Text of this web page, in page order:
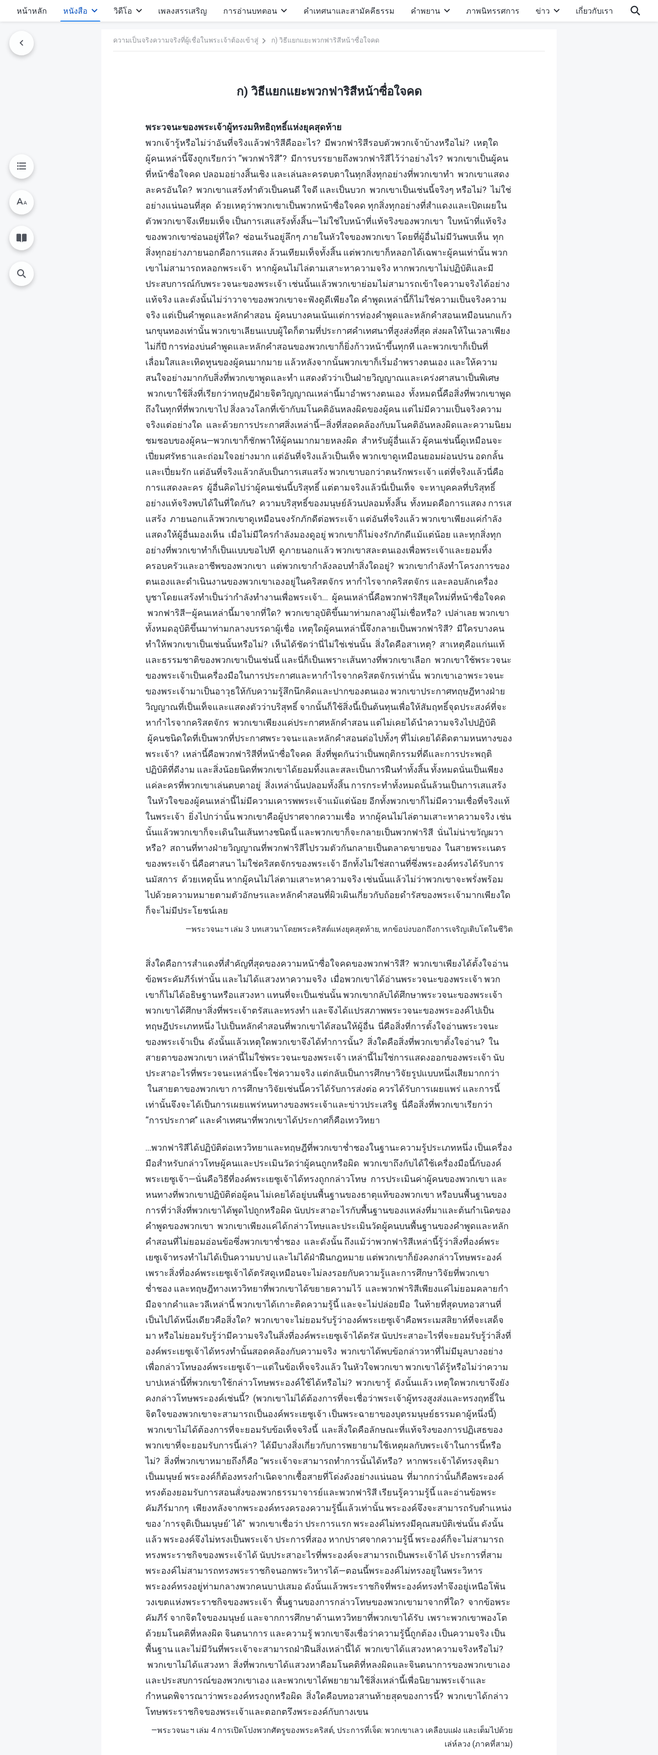
หน้าหลัก หนังสือ วิดีโอ เพลงสรรเสริญ การอ่านบทตอน คำเทศนาและสามัคคีธรรม คำพยาน ภาพนิทรรศการ ข่าว เกี่ยวกับเรา
ความเป็นจริงความจริงที่ผู้เชื่อในพระเจ้าต้องเข้าสู่ ก) วิธีแยกแยะพวกฟาริสีหน้าซื่อใจคด
ก) วิธีแยกแยะพวกฟาริสีหน้าซื่อใจคด
พระวจนะของพระเจ้าผู้ทรงมหิทธิฤทธิ์แห่งยุคสุดท้าย
พวกเจ้ารู้หรือไม่ว่าอันที่จริงแล้วฟาริสีคืออะไร? มีพวกฟาริสีรอบตัวพวกเจ้าบ้างหรือไม่? เหตุใด
ผู้คนเหล่านี้จึงถูกเรียกว่า “พวกฟาริสี”? มีการบรรยายถึงพวกฟาริสีไว้ว่าอย่างไร? พวกเขาเป็นผู้คน
ที่หน้าซื่อใจคด ปลอมอย่างสิ้นเชิง และเล่นละครตบตาในทุกสิ่งทุกอย่างที่พวกเขาทำ พวกเขาแสดง
ละครอันใด? พวกเขาแสร้งทำตัวเป็นคนดี ใจดี และเป็นบวก พวกเขาเป็นเช่นนี้จริงๆ หรือไม่? ไม่ใช่
อย่างแน่นอนที่สุด ด้วยเหตุว่าพวกเขาเป็นพวกหน้าซื่อใจคด ทุกสิ่งทุกอย่างที่สำแดงและเปิดเผยใน
ตัวพวกเขาจึงเทียมเท็จ เป็นการเสแสร้งทั้งสิ้น—ไม่ใช่ใบหน้าที่แท้จริงของพวกเขา ใบหน้าที่แท้จริง
ของพวกเขาซ่อนอยู่ที่ใด? ซ่อนเร้นอยู่ลึกๆ ภายในหัวใจของพวกเขา โดยที่ผู้อื่นไม่มีวันพบเห็น ทุก
สิ่งทุกอย่างภายนอกคือการแสดง ล้วนเทียมเท็จทั้งสิ้น แต่พวกเขาก็หลอกได้เฉพาะผู้คนเท่านั้น พวก
เขาไม่สามารถหลอกพระเจ้า หากผู้คนไม่ไล่ตามเสาะหาความจริง หากพวกเขาไม่ปฏิบัติและมี
ประสบการณ์กับพระวจนะของพระเจ้า เช่นนั้นแล้วพวกเขาย่อมไม่สามารถเข้าใจความจริงได้อย่าง
แท้จริง และดังนั้นไม่ว่าวาจาของพวกเขาจะฟังดูดีเพียงใด คำพูดเหล่านี้ก็ไม่ใช่ความเป็นจริงความ
จริง แต่เป็นคำพูดและหลักคำสอน ผู้คนบางคนเน้นแต่การท่องคำพูดและหลักคำสอนเหมือนนกแก้ว
นกขุนทองเท่านั้น พวกเขาเลียนแบบผู้ใดก็ตามที่ประกาศคำเทศนาที่สูงส่งที่สุด ส่งผลให้ในเวลาเพียง
ไม่กี่ปี การท่องบ่นคำพูดและหลักคำสอนของพวกเขาก็ยิ่งก้าวหน้าขึ้นทุกที และพวกเขาก็เป็นที่
เลื่อมใสและเทิดทูนของผู้คนมากมาย แล้วหลังจากนั้นพวกเขาก็เริ่มอำพรางตนเอง และให้ความ
สนใจอย่างมากกับสิ่งที่พวกเขาพูดและทำ แสดงตัวว่าเป็นฝ่ายวิญญาณและเคร่งศาสนาเป็นพิเศษ
พวกเขาใช้สิ่งที่เรียกว่าทฤษฎีฝ่ายจิตวิญญาณเหล่านี้มาอำพรางตนเอง ทั้งหมดนี้คือสิ่งที่พวกเขาพูด
ถึงในทุกที่ที่พวกเขาไป สิ่งลวงโลกที่เข้ากับมโนคติอันหลงผิดของผู้คน แต่ไม่มีความเป็นจริงความ
จริงแต่อย่างใด และด้วยการประกาศสิ่งเหล่านี้—สิ่งที่สอดคล้องกับมโนคติอันหลงผิดและความนิยม
ชมชอบของผู้คน—พวกเขาก็ชักพาให้ผู้คนมากมายหลงผิด สำหรับผู้อื่นแล้ว ผู้คนเช่นนี้ดูเหมือนจะ
เปี่ยมศรัทธาและถ่อมใจอย่างมาก แต่อันที่จริงแล้วเป็นเท็จ พวกเขาดูเหมือนยอมผ่อนปรน อดกลั้น
และเปี่ยมรัก แต่อันที่จริงแล้วกลับเป็นการเสแสร้ง พวกเขาบอกว่าตนรักพระเจ้า แต่ที่จริงแล้วนี่คือ
การแสดงละคร ผู้อื่นคิดไปว่าผู้คนเช่นนี้บริสุทธิ์ แต่ตามจริงแล้วนี่เป็นเท็จ จะหาบุคคลที่บริสุทธิ์
อย่างแท้จริงพบได้ในที่ใดกัน? ความบริสุทธิ์ของมนุษย์ล้วนปลอมทั้งสิ้น ทั้งหมดคือการแสดง การเส
แสร้ง ภายนอกแล้วพวกเขาดูเหมือนจงรักภักดีต่อพระเจ้า แต่อันที่จริงแล้ว พวกเขาเพียงแค่กำลัง
แสดงให้ผู้อื่นมองเห็น เมื่อไม่มีใครกำลังมองดูอยู่ พวกเขาก็ไม่จงรักภักดีแม้แต่น้อย และทุกสิ่งทุก
อย่างที่พวกเขาทำก็เป็นแบบขอไปที ดูภายนอกแล้ว พวกเขาสละตนเองเพื่อพระเจ้าและยอมทิ้ง
ครอบครัวและอาชีพของพวกเขา แต่พวกเขากำลังลอบทำสิ่งใดอยู่? พวกเขากำลังทำโครงการของ
ตนเองและดำเนินงานของพวกเขาเองอยู่ในคริสตจักร หากำไรจากคริสตจักร และลอบลักเครื่อง
บูชาโดยแสร้งทำเป็นว่ากำลังทำงานเพื่อพระเจ้า… ผู้คนเหล่านี้คือพวกฟาริสียุคใหม่ที่หน้าซื่อใจคด
พวกฟาริสี—ผู้คนเหล่านี้มาจากที่ใด? พวกเขาอุบัติขึ้นมาท่ามกลางผู้ไม่เชื่อหรือ? เปล่าเลย พวกเขา
ทั้งหมดอุบัติขึ้นมาท่ามกลางบรรดาผู้เชื่อ เหตุใดผู้คนเหล่านี้จึงกลายเป็นพวกฟาริสี? มีใครบางคน
ทำให้พวกเขาเป็นเช่นนั้นหรือไม่? เห็นได้ชัดว่านี่ไม่ใช่เช่นนั้น สิ่งใดคือสาเหตุ? สาเหตุคือแก่นแท้
และธรรมชาติของพวกเขาเป็นเช่นนี้ และนี่ก็เป็นเพราะเส้นทางที่พวกเขาเลือก พวกเขาใช้พระวจนะ
ของพระเจ้าเป็นเครื่องมือในการประกาศและหากำไรจากคริสตจักรเท่านั้น พวกเขาเอาพระวจนะ
ของพระเจ้ามาเป็นอาวุธให้กับความรู้สึกนึกคิดและปากของตนเอง พวกเขาประกาศทฤษฎีทางฝ่าย
วิญญาณที่เป็นเท็จและแสดงตัวว่าบริสุทธิ์ จากนั้นก็ใช้สิ่งนี้เป็นต้นทุนเพื่อให้สัมฤทธิ์จุดประสงค์ที่จะ
หากำไรจากคริสตจักร พวกเขาเพียงแค่ประกาศหลักคำสอน แต่ไม่เคยได้นำความจริงไปปฏิบัติ
ผู้คนชนิดใดที่เป็นพวกที่ประกาศพระวจนะและหลักคำสอนต่อไปทั้งๆ ที่ไม่เคยได้ติดตามหนทางของ
พระเจ้า? เหล่านี้คือพวกฟาริสีที่หน้าซื่อใจคด สิ่งที่พูดกันว่าเป็นพฤติกรรมที่ดีและการประพฤติ
ปฏิบัติที่ดีงาม และสิ่งน้อยนิดที่พวกเขาได้ยอมทิ้งและสละเป็นการฝืนทำทั้งสิ้น ทั้งหมดนั่นเป็นเพียง
แค่ละครที่พวกเขาเล่นตบตาอยู่ สิ่งเหล่านั้นปลอมทั้งสิ้น การกระทำทั้งหมดนั้นล้วนเป็นการเสแสร้ง
ในหัวใจของผู้คนเหล่านี้ไม่มีความเคารพพระเจ้าแม้แต่น้อย อีกทั้งพวกเขาก็ไม่มีความเชื่อที่จริงแท้
ในพระเจ้า ยิ่งไปกว่านั้น พวกเขาคือผู้ปราศจากความเชื่อ หากผู้คนไม่ไล่ตามเสาะหาความจริง เช่น
นั้นแล้วพวกเขาก็จะเดินในเส้นทางชนิดนี้ และพวกเขาก็จะกลายเป็นพวกฟาริสี นั่นไม่น่าขวัญผวา
หรือ? สถานที่ทางฝ่ายวิญญาณที่พวกฟาริสีไปรวมตัวกันกลายเป็นตลาดขายของ ในสายพระเนตร
ของพระเจ้า นี่คือศาสนา ไม่ใช่คริสตจักรของพระเจ้า อีกทั้งไม่ใช่สถานที่ซึ่งพระองค์ทรงได้รับการ
นมัสการ ด้วยเหตุนั้น หากผู้คนไม่ไล่ตามเสาะหาความจริง เช่นนั้นแล้วไม่ว่าพวกเขาจะพรั่งพร้อม
ไปด้วยความหมายตามตัวอักษรและหลักคำสอนที่ผิวเผินเกี่ยวกับถ้อยดำรัสของพระเจ้ามากเพียงใด
ก็จะไม่มีประโยชน์เลย
—พระวจนะฯ เล่ม 3 บทเสวนาโดยพระคริสต์แห่งยุคสุดท้าย, หกข้อบ่งบอกถึงการเจริญเติบโตในชีวิต
สิ่งใดคือการสำแดงที่สำคัญที่สุดของความหน้าซื่อใจคดของพวกฟาริสี? พวกเขาเพียงได้ตั้งใจอ่าน
ข้อพระคัมภีร์เท่านั้น และไม่ได้แสวงหาความจริง เมื่อพวกเขาได้อ่านพระวจนะของพระเจ้า พวก
เขาก็ไม่ได้อธิษฐานหรือแสวงหา แทนที่จะเป็นเช่นนั้น พวกเขากลับได้ศึกษาพระวจนะของพระเจ้า
พวกเขาได้ศึกษาสิ่งที่พระเจ้าตรัสและทรงทำ และจึงได้แปรสภาพพระวจนะของพระองค์ไปเป็น
ทฤษฎีประเภทหนึ่ง ไปเป็นหลักคำสอนที่พวกเขาได้สอนให้ผู้อื่น นี่คือสิ่งที่การตั้งใจอ่านพระวจนะ
ของพระเจ้าเป็น ดังนั้นแล้วเหตุใดพวกเขาจึงได้ทำการนั้น? สิ่งใดคือสิ่งที่พวกเขาตั้งใจอ่าน? ใน
สายตาของพวกเขา เหล่านี้ไม่ใช่พระวจนะของพระเจ้า เหล่านี้ไม่ใช่การแสดงออกของพระเจ้า นับ
ประสาอะไรที่พระวจนะเหล่านี้จะใช่ความจริง แต่กลับเป็นการศึกษาวิจัยรูปแบบหนึ่งเสียมากกว่า
ในสายตาของพวกเขา การศึกษาวิจัยเช่นนี้ควรได้รับการส่งต่อ ควรได้รับการเผยแพร่ และการนี้
เท่านั้นจึงจะได้เป็นการเผยแพร่หนทางของพระเจ้าและข่าวประเสริฐ นี่คือสิ่งที่พวกเขาเรียกว่า
“การประกาศ” และคำเทศนาที่พวกเขาได้ประกาศก็คือเทววิทยา
…พวกฟาริสีได้ปฏิบัติต่อเทววิทยาและทฤษฎีที่พวกเขาช่ำชองในฐานะความรู้ประเภทหนึ่ง เป็นเครื่อง
มือสำหรับกล่าวโทษผู้คนและประเมินวัดว่าผู้คนถูกหรือผิด พวกเขาถึงกับได้ใช้เครื่องมือนี้กับองค์
พระเยซูเจ้า—นั่นคือวิธีที่องค์พระเยซูเจ้าได้ทรงถูกกล่าวโทษ การประเมินค่าผู้คนของพวกเขา และ
หนทางที่พวกเขาปฏิบัติต่อผู้คน ไม่เคยได้อยู่บนพื้นฐานของธาตุแท้ของพวกเขา หรือบนพื้นฐานของ
การที่ว่าสิ่งที่พวกเขาได้พูดไปถูกหรือผิด นับประสาอะไรกับพื้นฐานของแหล่งที่มาและต้นกำเนิดของ
คำพูดของพวกเขา พวกเขาเพียงแค่ได้กล่าวโทษและประเมินวัดผู้คนบนพื้นฐานของคำพูดและหลัก
คำสอนที่ไม่ยอมอ่อนข้อซึ่งพวกเขาช่ำชอง และดังนั้น ถึงแม้ว่าพวกฟาริสีเหล่านี้รู้ว่าสิ่งที่องค์พระ
เยซูเจ้าทรงทำไม่ได้เป็นความบาป และไม่ได้ฝ่าฝืนกฎหมาย แต่พวกเขาก็ยังคงกล่าวโทษพระองค์
เพราะสิ่งที่องค์พระเยซูเจ้าได้ตรัสดูเหมือนจะไม่ลงรอยกับความรู้และการศึกษาวิจัยที่พวกเขา
ช่ำชอง และทฤษฎีทางเทววิทยาที่พวกเขาได้ขยายความไว้ และพวกฟาริสีเพียงแค่ไม่ยอมคลายกำ
มือจากคำและวลีเหล่านี้ พวกเขาได้เกาะติดความรู้นี้ และจะไม่ปล่อยมือ ในท้ายที่สุดบทอวสานที่
เป็นไปได้หนึ่งเดียวคือสิ่งใด? พวกเขาจะไม่ยอมรับรู้ว่าองค์พระเยซูเจ้าคือพระเมสสิยาห์ที่จะเสด็จ
มา หรือไม่ยอมรับรู้ว่ามีความจริงในสิ่งที่องค์พระเยซูเจ้าได้ตรัส นับประสาอะไรที่จะยอมรับรู้ว่าสิ่งที่
องค์พระเยซูเจ้าได้ทรงทำนั้นสอดคล้องกับความจริง พวกเขาได้พบข้อกล่าวหาที่ไม่มีมูลบางอย่าง
เพื่อกล่าวโทษองค์พระเยซูเจ้า—แต่ในข้อเท็จจริงแล้ว ในหัวใจพวกเขา พวกเขาได้รู้หรือไม่ว่าความ
บาปเหล่านี้ที่พวกเขาใช้กล่าวโทษพระองค์ใช้ได้หรือไม่? พวกเขารู้ ดังนั้นแล้ว เหตุใดพวกเขาจึงยัง
คงกล่าวโทษพระองค์เช่นนี้? (พวกเขาไม่ได้ต้องการที่จะเชื่อว่าพระเจ้าผู้ทรงสูงส่งและทรงฤทธิ์ใน
จิตใจของพวกเขาจะสามารถเป็นองค์พระเยซูเจ้า เป็นพระฉายาของบุตรมนุษย์ธรรมดาผู้หนึ่งนี้)
พวกเขาไม่ได้ต้องการที่จะยอมรับข้อเท็จจริงนี้ และสิ่งใดคือลักษณะที่แท้จริงของการปฏิเสธของ
พวกเขาที่จะยอมรับการนี้เล่า? ได้มีบางสิ่งเกี่ยวกับการพยายามใช้เหตุผลกับพระเจ้าในการนี้หรือ
ไม่? สิ่งที่พวกเขาหมายถึงก็คือ “พระเจ้าจะสามารถทำการนั้นได้หรือ? หากพระเจ้าได้ทรงจุติมา
เป็นมนุษย์ พระองค์ก็ต้องทรงกำเนิดจากเชื้อสายที่โด่งดังอย่างแน่นอน ที่มากกว่านั้นก็คือพระองค์
ทรงต้องยอมรับการสอนสั่งของพวกธรรมาจารย์และพวกฟาริสี เรียนรู้ความรู้นี้ และอ่านข้อพระ
คัมภีร์มากๆ เพียงหลังจากพระองค์ทรงครองความรู้นี้แล้วเท่านั้น พระองค์จึงจะสามารถรับตำแหน่ง
ของ ‘การจุติเป็นมนุษย์’ ได้” พวกเขาเชื่อว่า ประการแรก พระองค์ไม่ทรงมีคุณสมบัติเช่นนั้น ดังนั้น
แล้ว พระองค์จึงไม่ทรงเป็นพระเจ้า ประการที่สอง หากปราศจากความรู้นี้ พระองค์ก็จะไม่สามารถ
ทรงพระราชกิจของพระเจ้าได้ นับประสาอะไรที่พระองค์จะสามารถเป็นพระเจ้าได้ ประการที่สาม
พระองค์ไม่สามารถทรงพระราชกิจนอกพระวิหารได้—ตอนนี้พระองค์ไม่ทรงอยู่ในพระวิหาร
พระองค์ทรงอยู่ท่ามกลางพวกคนบาปเสมอ ดังนั้นแล้วพระราชกิจที่พระองค์ทรงทำจึงอยู่เหนือโพ้น
วงเขตแห่งพระราชกิจของพระเจ้า พื้นฐานของการกล่าวโทษของพวกเขามาจากที่ใด? จากข้อพระ
คัมภีร์ จากจิตใจของมนุษย์ และจากการศึกษาด้านเทววิทยาที่พวกเขาได้รับ เพราะพวกเขาพองโต
ด้วยมโนคติที่หลงผิด จินตนาการ และความรู้ พวกเขาจึงเชื่อว่าความรู้นี้ถูกต้อง เป็นความจริง เป็น
พื้นฐาน และไม่มีวันที่พระเจ้าจะสามารถฝ่าฝืนสิ่งเหล่านี้ได้ พวกเขาได้แสวงหาความจริงหรือไม่?
พวกเขาไม่ได้แสวงหา สิ่งที่พวกเขาได้แสวงหาคือมโนคติที่หลงผิดและจินตนาการของพวกเขาเอง
และประสบการณ์ของพวกเขาเอง และพวกเขาได้พยายามใช้สิ่งเหล่านี้เพื่อนิยามพระเจ้าและ
กำหนดพิจารณาว่าพระองค์ทรงถูกหรือผิด สิ่งใดคือบทอวสานท้ายสุดของการนี้? พวกเขาได้กล่าว
โทษพระราชกิจของพระเจ้าและตอกตรึงพระองค์กับกางเขน
—พระวจนะฯ เล่ม 4 การเปิดโปงพวกศัตรูของพระคริสต์, ประการที่เจ็ด: พวกเขาเลว เคลือบแฝง และเต็มไปด้วย
เล่ห์ลวง (ภาคที่สาม)